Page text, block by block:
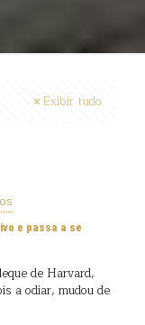
Exibir tudo
e passa a se
de Harvard,
a odiar, mudou de